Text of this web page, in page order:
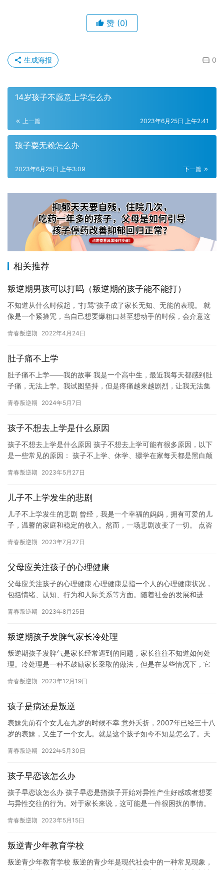
赞 (0)
0
生成海报
14岁孩子不愿意上学怎么办
上一篇 2023年6月25日 上午2:41
孩子耍无赖怎么办
下一篇
2023年6月25日 上午3:09
相关推荐
叛逆期男孩可以打吗（叛逆期的孩子能不能打）
不知道从什么时候起，“打骂”孩子成了家长无知、无能的表现。 就
像是一个紧箍咒，当自己想要爆粗口甚至想动手的时候，会介意这
子…
青春叛逆期 2022年4月24日
肚子痛不上学
肚子痛不上学——我的故事 我是一个高中生，最近我每天都感到肚
子痛，无法上学。我试图坚持，但是疼痛越来越剧烈，让我无法集
历…
青春叛逆期 2024年5月7日
孩子不想去上学是什么原因
孩子不想去上学是什么原因 孩子不想去上学可能有很多原因，以下
是一些常见的原因： 孩子不上学、休学、辍学在家每天都是黑白颠
呢？…
青春叛逆期 2023年5月27日
儿子不上学发生的悲剧
儿子不上学发生的悲剧 曾经，我是一个幸福的妈妈，拥有可爱的儿
子，温馨的家庭和稳定的收入。然而，一场悲剧改变了一切。 点咨
青春叛逆期 2023年7月27日
父母应关注孩子的心理健康
父母应关注孩子的心理健康 心理健康是指一个人的心理健康状况，
包括情绪、认知、行为和人际关系等方面。随着社会的发展和进
说，他…
青春叛逆期 2023年8月25日
叛逆期孩子发脾气家长冷处理
叛逆期孩子发脾气是家长经常遇到的问题，家长往往不知道如何处
理。冷处理是一种不鼓励家长采取的做法，但是在某些情况下，它
脾气家…
青春叛逆期 2023年12月19日
孩子是病还是叛逆
表妹先前有个女儿在九岁的时候不幸 意外夭折，2007年已经三十八
岁的表妹，又生了一个女儿。就是这个孩子如今不知是怎么了。天
青春叛逆期 2022年5月30日
孩子早恋该怎么办
孩子早恋该怎么办 孩子早恋是指孩子开始对异性产生好感或者想要
与异性交往的行为。对于家长来说，这可能是一件很困扰的事情。
辍…
青春叛逆期 2023年5月15日
叛逆青少年教育学校
叛逆青少年教育学校 叛逆的青少年是现代社会中的一种常见现象，